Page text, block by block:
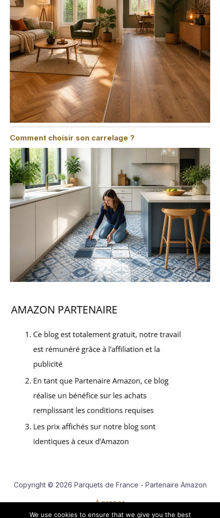
Comment choisir son carrelage ?
Copyright © 2026 Parquets de France - Partenaire Amazon
A propos
Contact
We use cookies to ensure that we give you the best